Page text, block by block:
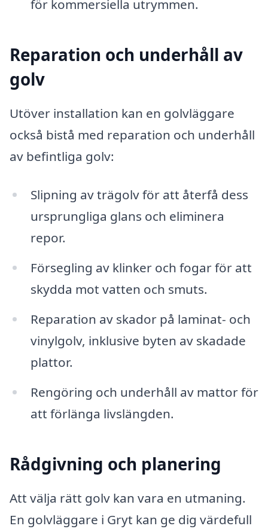
för kommersiella utrymmen.
Reparation och underhåll av
golv
Utöver installation kan en golvläggare
också bistå med reparation och underhåll
av befintliga golv:
Slipning av trägolv för att återfå dess
ursprungliga glans och eliminera
repor.
Försegling av klinker och fogar för att
skydda mot vatten och smuts.
Reparation av skador på laminat- och
vinylgolv, inklusive byten av skadade
plattor.
Rengöring och underhåll av mattor för
att förlänga livslängden.
Rådgivning och planering
Att välja rätt golv kan vara en utmaning.
En golvläggare i Gryt kan ge dig värdefull